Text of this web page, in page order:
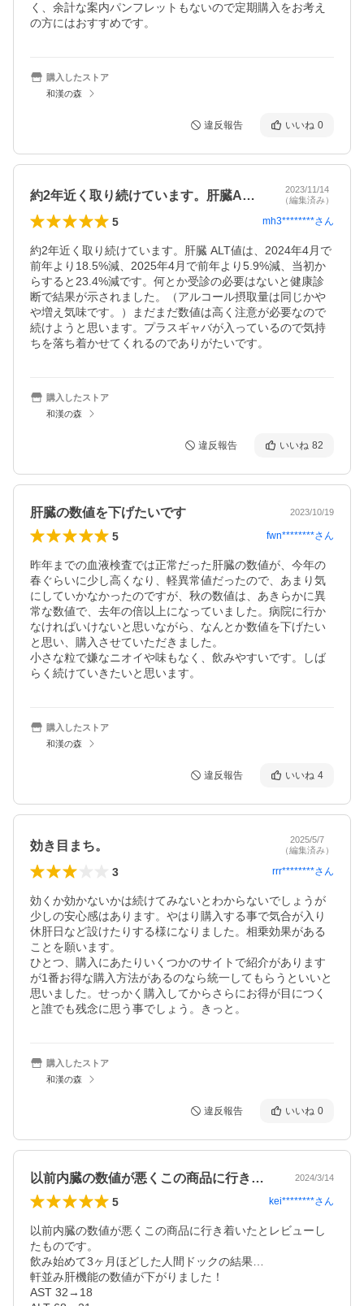
く、余計な案内パンフレットもないので定期購入をお考え
の方にはおすすめです。
購入したストア
和漢の森
違反報告 いいね 0
約2年近く取り続けています。肝臓ALT…
2023/11/14
（編集済み）
5 mh3********さん
約2年近く取り続けています。肝臓 ALT値は、2024年4月で
前年より18.5%減、2025年4月で前年より5.9%減、当初か
らすると23.4%減です。何とか受診の必要はないと健康診
断で結果が示されました。（アルコール摂取量は同じかや
や増え気味です。）まだまだ数値は高く注意が必要なので
続けようと思います。プラスギャバが入っているので気持
ちを落ち着かせてくれるのでありがたいです。
購入したストア
和漢の森
違反報告 いいね 82
肝臓の数値を下げたいです 2023/10/19
5 fwn********さん
昨年までの血液検査では正常だった肝臓の数値が、今年の
春ぐらいに少し高くなり、軽異常値だったので、あまり気
にしていかなかったのですが、秋の数値は、あきらかに異
常な数値で、去年の倍以上になっていました。病院に行か
なければいけないと思いながら、なんとか数値を下げたい
と思い、購入させていただきました。
小さな粒で嫌なニオイや味もなく、飲みやすいです。しば
らく続けていきたいと思います。
購入したストア
和漢の森
違反報告 いいね 4
効き目まち。
2025/5/7
（編集済み）
3 rrr********さん
効くか効かないかは続けてみないとわからないでしょうが
少しの安心感はあります。やはり購入する事で気合が入り
休肝日など設けたりする様になりました。相乗効果がある
ことを願います。
ひとつ、購入にあたりいくつかのサイトで紹介があります
が1番お得な購入方法があるのなら統一してもらうといいと
思いました。せっかく購入してからさらにお得が目につく
と誰でも残念に思う事でしょう。きっと。
購入したストア
和漢の森
違反報告 いいね 0
以前内臓の数値が悪くこの商品に行き着い… 2024/3/14
5 kei********さん
以前内臓の数値が悪くこの商品に行き着いたとレビューし
たものです。
飲み始めて3ヶ月ほどした人間ドックの結果…
軒並み肝機能の数値が下がりました！
AST 32→18